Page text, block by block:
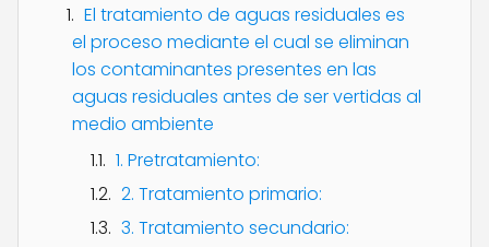
El tratamiento de aguas residuales es
el proceso mediante el cual se eliminan
los contaminantes presentes en las
aguas residuales antes de ser vertidas al
medio ambiente
1. Pretratamiento:
2. Tratamiento primario:
3. Tratamiento secundario: